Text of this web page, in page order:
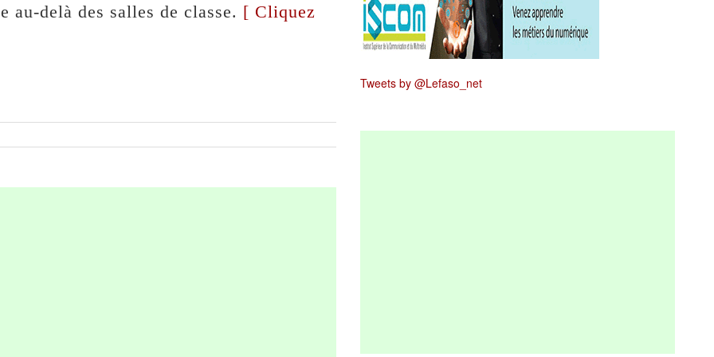
au-delà des salles de classe. [ Cliquez
Tweets by @Lefaso_net